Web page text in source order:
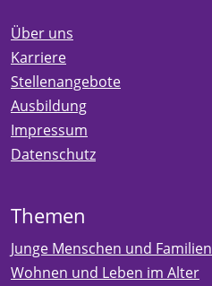
Über uns
Karriere
Stellenangebote
Ausbildung
Impressum
Datenschutz
Themen
Junge Menschen und Familien
Wohnen und Leben im Alter